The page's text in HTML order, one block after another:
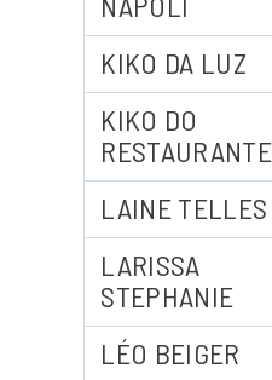
KIKO DA LUZ
KIKO DO
RESTAURANTE
LAINE TELLES
LARISSA
STEPHANIE
LÉO BEIGER